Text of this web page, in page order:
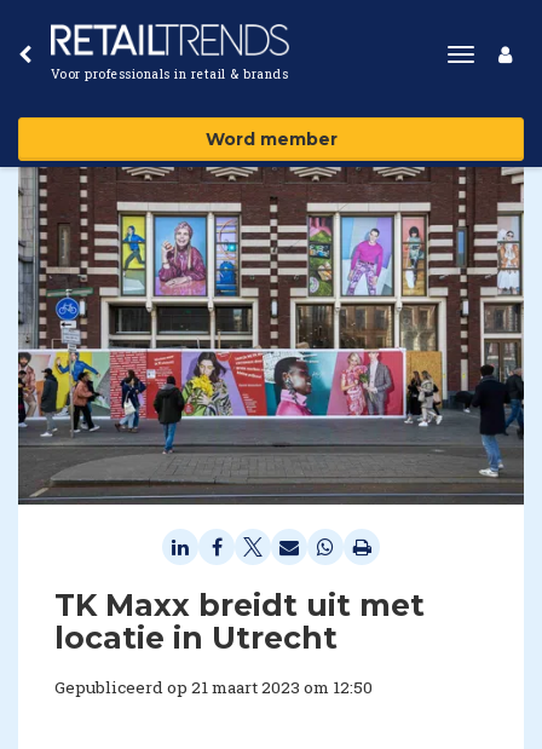
Voor professionals in retail & brands
Toggle
Word member
TK Maxx breidt uit met
locatie in Utrecht
Gepubliceerd op 21 maart 2023 om 12:50